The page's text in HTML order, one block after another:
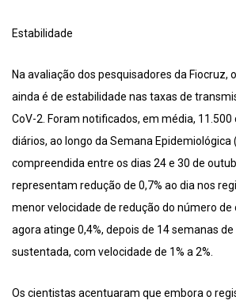
Estabilidade
Na avaliação dos pesquisadores da Fiocruz,
ainda é de estabilidade nas taxas de
CoV-2. Foram notificados, em média, 11.500
diários, ao longo da Semana Epidemiológica
compreendida entre os dias 24 e 30 de
representam redução de 0,7% ao dia nos
menor velocidade de redução do número de
agora atinge 0,4%, depois de 14 semanas
sustentada, com velocidade de 1% a 2%.
Os cientistas acentuaram que embora o